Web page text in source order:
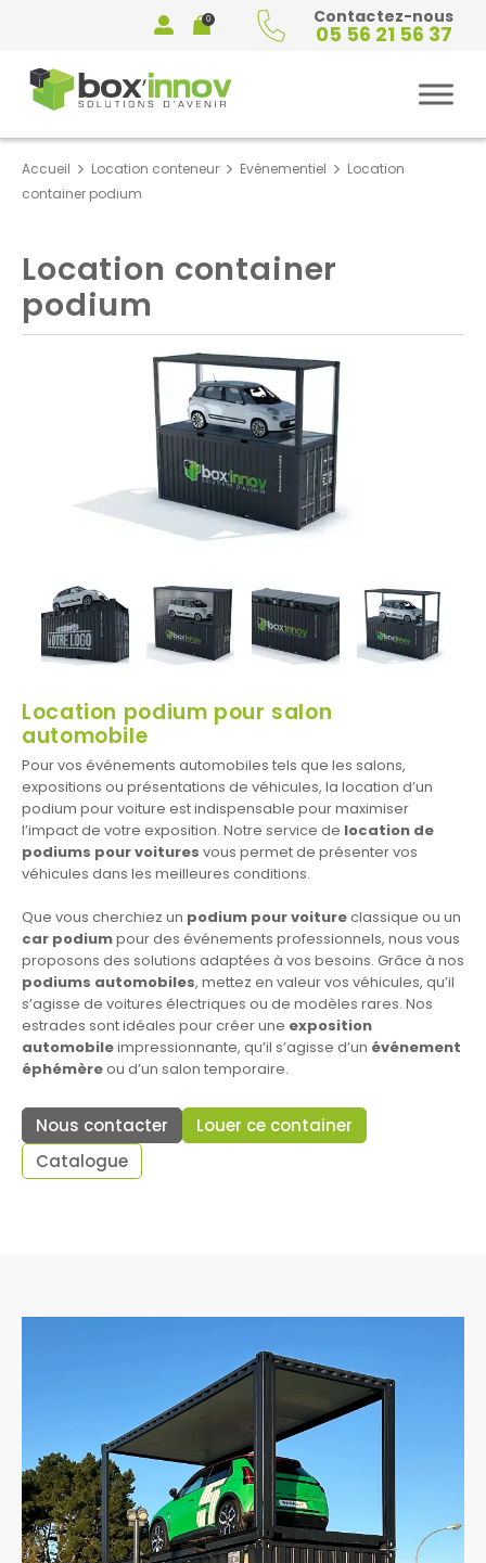
Mon
compte
Panier
0 Contactez-nous
05 56 21 56 37
Accueil Location conteneur Evénementiel
Location
container podium
Location container
podium
Location podium pour salon
automobile
Pour vos événements automobiles tels que les salons,
expositions ou présentations de véhicules, la location d’un
podium pour voiture est indispensable pour maximiser
l’impact de votre exposition. Notre service de location de
podiums pour voitures vous permet de présenter vos
véhicules dans les meilleures conditions.
Que vous cherchiez un podium pour voitureclassique ou un
car podiumpour des événements professionnels, nous vous
proposons des solutions adaptées à vos besoins. Grâce à nos
podiums automobiles, mettez en valeur vos véhicules, qu’il
s’agisse de voitures électriques ou de modèles rares. Nos
estrades sont idéales pour créer une exposition
automobileimpressionnante, qu’il s’agisse d’un événement
éphémèreou d’un salon temporaire.
Nous contacter
Louer ce container
Catalogue